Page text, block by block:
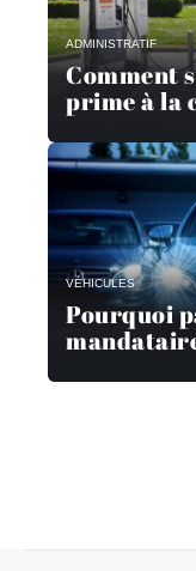
ADMINISTRATIF
Comment
prime à la
VÉHICULES
Pourquoi